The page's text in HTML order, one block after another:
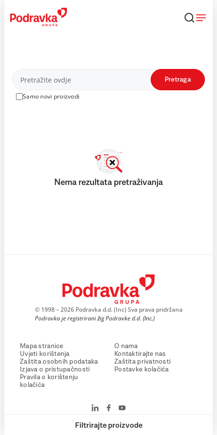
content
Proizvodi
Samo novi proizvodi
Pretraga
Filtrirajte proizvode
Nema rezultata pretraživanja
© 1998 – 2026 Podravka d.d. (Inc) Sva prava pridržana
Podravka je registrirani žig Podravke d.d. (Inc.)
Mapa stranice
Uvjeti korištenja
Zaštita osobnih podataka
Izjava o pristupačnosti
Pravila o korištenju
kolačića
O nama
Kontaktirajte nas
Zaštita privatnosti
Postavke kolačića